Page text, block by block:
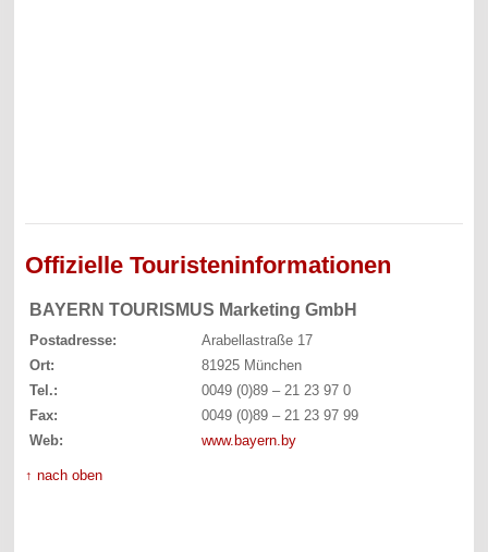
Offizielle Touristeninformationen
BAYERN TOURISMUS Marketing GmbH
Postadresse:
Arabellastraße 17
Ort:
81925 München
Tel.:
0049 (0)89 – 21 23 97 0
Fax:
0049 (0)89 – 21 23 97 99
Web:
www.bayern.by
↑ nach oben